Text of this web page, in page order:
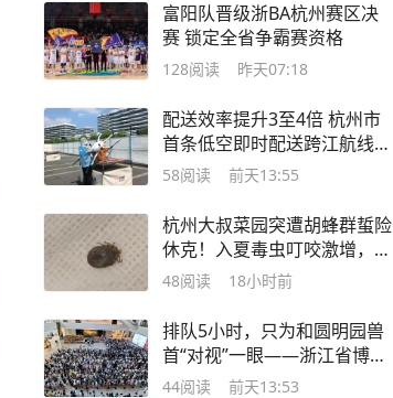
富阳队晋级浙BA杭州赛区决
赛 锁定全省争霸赛资格
128阅读 昨天07:18
配送效率提升3至4倍 杭州市
首条低空即时配送跨江航线正
式开通
58阅读 前天13:55
杭州大叔菜园突遭胡蜂群蜇险
休克！入夏毒虫叮咬激增，急
诊科医生紧急提醒
48阅读 18小时前
排队5小时，只为和圆明园兽
首“对视”一眼——浙江省博物
馆特展“火爆”背后，藏着国人
44阅读 前天13:53